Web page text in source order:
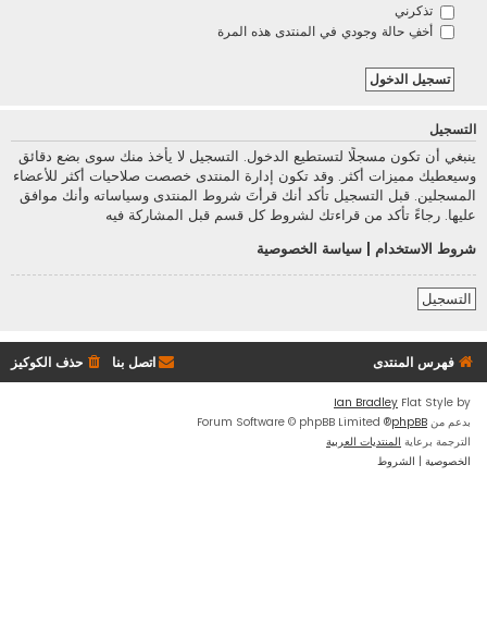
تذكرني
أخفِ حالة وجودي في المنتدى هذه المرة
التسجيل
ينبغي أن تكون مسجلًا لتستطيع الدخول. التسجيل لا يأخذ منك سوى بضع دقائق
وسيعطيك مميزات أكثر. وقد تكون إدارة المنتدى خصصت صلاحيات أكثر للأعضاء
المسجلين. قبل التسجيل تأكد أنك قرأتَ شروط المنتدى وسياساته وأنك موافق
عليها. رجاءً تأكد من قراءتك لشروط كل قسم قبل المشاركة فيه
شروط الاستخدام
سياسة الخصوصية
التسجيل
فهرس المنتدى حذف الكوكيز اتصل بنا
Flat Style by
Ian Bradley
بدعم من phpBB
® Forum Software © phpBB Limited
الترجمة برعاية المنتديات العربية
الخصوصية | الشروط